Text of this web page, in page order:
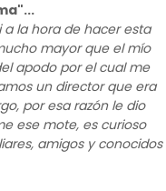
la hora de hacer esta
mayor que el mío
apodo por el cual me
un director que era
por esa razón le dio
ese mote, es curioso
amigos y conocidos